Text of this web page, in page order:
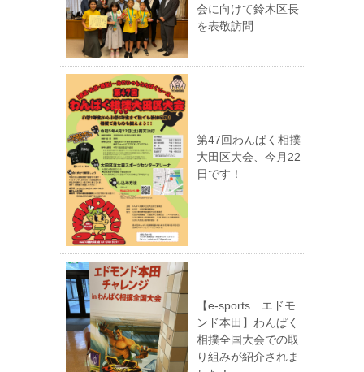
会に向けて鈴木区長
を表敬訪問
第47回わんぱく相撲
大田区大会、今月22
日です！
【e-sports エドモ
ンド本田】わんぱく
相撲全国大会での取
り組みが紹介されま